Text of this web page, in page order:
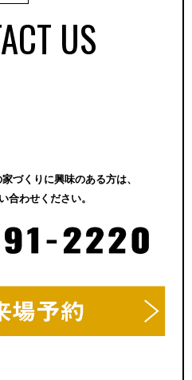
US
づくりに興味のある方は、
合わせください。